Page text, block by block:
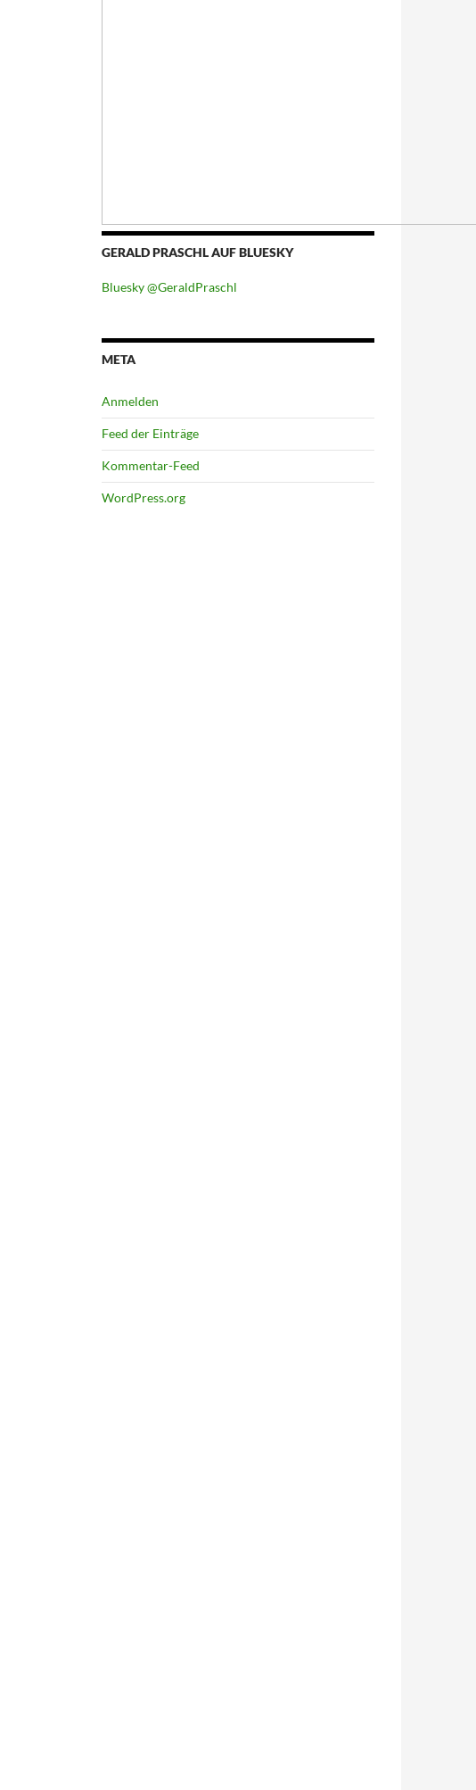
GERALD PRASCHL AUF BLUESKY
Bluesky @GeraldPraschl
META
Anmelden
Feed der Einträge
Kommentar-Feed
WordPress.org